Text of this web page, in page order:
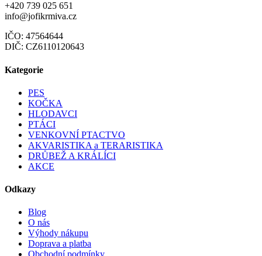
+420 739 025 651
info@jofikrmiva.cz
IČO: 47564644
DIČ: CZ6110120643
Kategorie
PES
KOČKA
HLODAVCI
PTÁCI
VENKOVNÍ PTACTVO
AKVARISTIKA a TERARISTIKA
DRŮBEŽ A KRÁLÍCI
AKCE
Odkazy
Blog
O nás
Výhody nákupu
Doprava a platba